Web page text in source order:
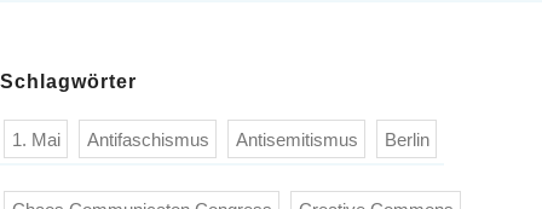
Schlagwörter
1. Mai Antifaschismus Antisemitismus Berlin